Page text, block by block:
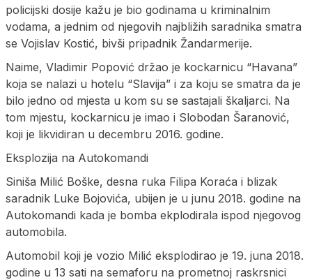
policijski dosije kažu je bio godinama u kriminalnim
vodama, a jednim od njegovih najbližih saradnika smatra
se Vojislav Kostić, bivši pripadnik Žandarmerije.
Naime, Vladimir Popović držao je kockarnicu “Havana”
koja se nalazi u hotelu “Slavija” i za koju se smatra da je
bilo jedno od mjesta u kom su se sastajali škaljarci. Na
tom mjestu, kockarnicu je imao i Slobodan Šaranović,
koji je likvidiran u decembru 2016. godine.
Eksplozija na Autokomandi
Siniša Milić Boške, desna ruka Filipa Koraća i blizak
saradnik Luke Bojovića, ubijen je u junu 2018. godine na
Autokomandi kada je bomba ekplodirala ispod njegovog
automobila.
Automobil koji je vozio Milić eksplodirao je 19. juna 2018.
godine u 13 sati na semaforu na prometnoj raskrsnici